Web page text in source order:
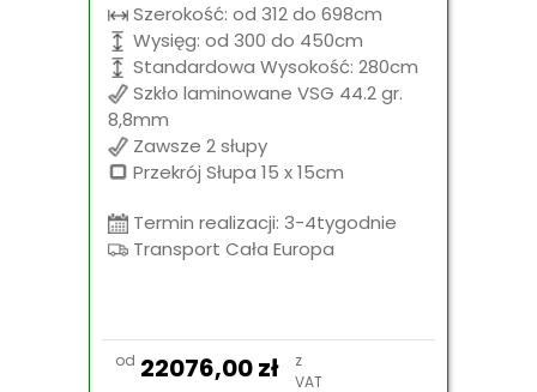
Szerokość: od 312 do 698cm
Wysięg: od 300 do 450cm
Standardowa Wysokość: 280cm
Szkło laminowane VSG 44.2 gr.
8,8mm
Zawsze 2 słupy
Przekrój Słupa 15 x 15cm
Termin realizacji: 3-4tygodnie
Transport Cała Europa
od 22076,00zł
z
VAT